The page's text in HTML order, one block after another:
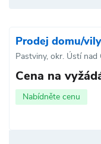
Prodej domu/
Pastviny, okr. Ústí nad
Cena na
Nabídněte cenu